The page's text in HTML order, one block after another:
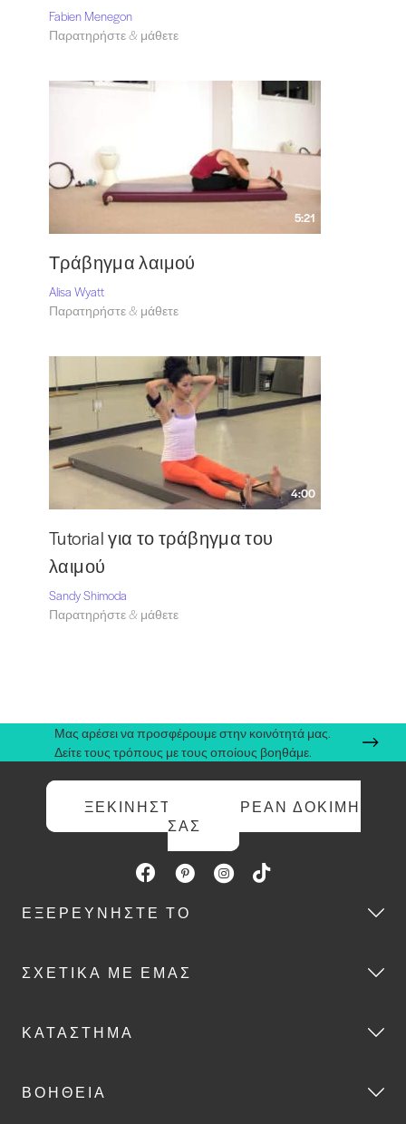
Fabien Menegon
Παρατηρήστε & μάθετε
5:21
Τράβηγμα λαιμού
Alisa Wyatt
Παρατηρήστε & μάθετε
4:00
Tutorial για το τράβηγμα του
λαιμού
Sandy Shimoda
Παρατηρήστε & μάθετε
Μας αρέσει να προσφέρουμε στην κοινότητά μας.
Δείτε τους τρόπους με τους οποίους βοηθάμε.
ΞΕΚΙΝΉΣΤΕ ΤΗ ΔΩΡΕΆΝ ΔΟΚΙΜΉ
ΣΑΣ
ΕΞΕΡΕΥΝΉΣΤΕ ΤΟ
ΣΧΕΤΙΚΆ ΜΕ ΕΜΆΣ
ΚΑΤΆΣΤΗΜΑ
ΒΟΉΘΕΙΑ